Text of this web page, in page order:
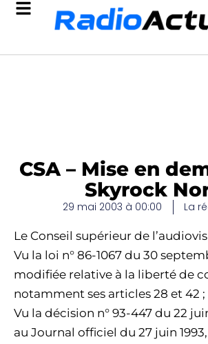
CSA – Mise en
Skyrock
29 mai 2003 à 00:00 La
Le Conseil supérieur de
Vu la loi n° 86-1067 du 30
modifiée relative à la liberté de
notamment ses articles 28 et 42 ;
Vu la décision n° 93-447 du 22
au Journal officiel du 27 juin